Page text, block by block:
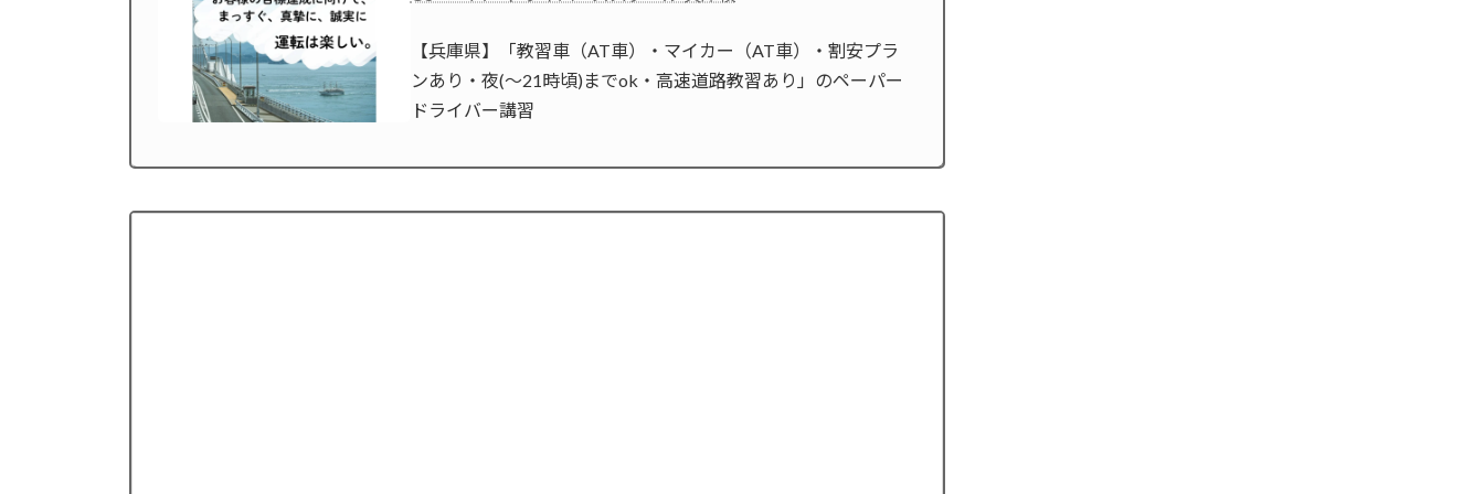
【兵庫県】「教習車（AT車）・マイカー（AT車）・割安プラ
ンあり・夜(〜21時頃)までok・高速道路教習あり」のペーパー
ドライバー講習